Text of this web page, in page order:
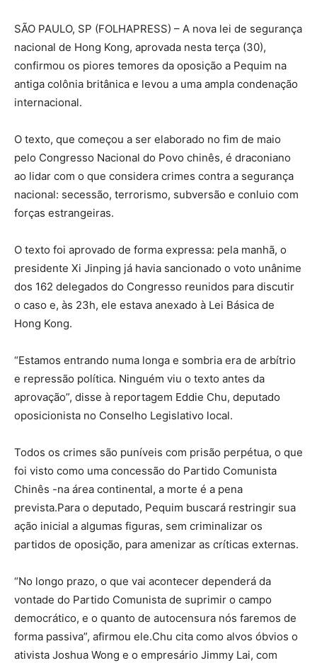
SÃO PAULO, SP (FOLHAPRESS) – A nova lei de segurança
nacional de Hong Kong, aprovada nesta terça (30),
confirmou os piores temores da oposição a Pequim na
antiga colônia britânica e levou a uma ampla condenação
internacional.
O texto, que começou a ser elaborado no fim de maio
pelo Congresso Nacional do Povo chinês, é draconiano
ao lidar com o que considera crimes contra a segurança
nacional: secessão, terrorismo, subversão e conluio com
forças estrangeiras.
O texto foi aprovado de forma expressa: pela manhã, o
presidente Xi Jinping já havia sancionado o voto unânime
dos 162 delegados do Congresso reunidos para discutir
o caso e, às 23h, ele estava anexado à Lei Básica de
Hong Kong.
“Estamos entrando numa longa e sombria era de arbítrio
e repressão política. Ninguém viu o texto antes da
aprovação”, disse à reportagem Eddie Chu, deputado
oposicionista no Conselho Legislativo local.
Todos os crimes são puníveis com prisão perpétua, o que
foi visto como uma concessão do Partido Comunista
Chinês -na área continental, a morte é a pena
prevista.Para o deputado, Pequim buscará restringir sua
ação inicial a algumas figuras, sem criminalizar os
partidos de oposição, para amenizar as críticas externas.
“No longo prazo, o que vai acontecer dependerá da
vontade do Partido Comunista de suprimir o campo
democrático, e o quanto de autocensura nós faremos de
forma passiva”, afirmou ele.Chu cita como alvos óbvios o
ativista Joshua Wong e o empresário Jimmy Lai, com